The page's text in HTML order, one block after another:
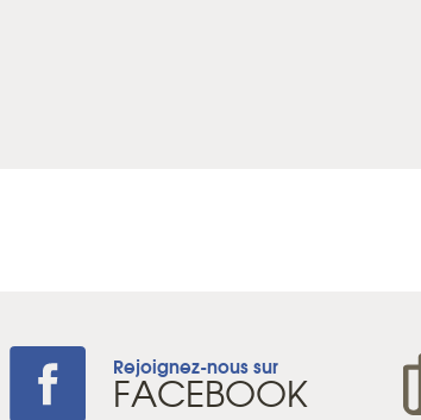
Rejoignez-nous sur
FACEBOOK